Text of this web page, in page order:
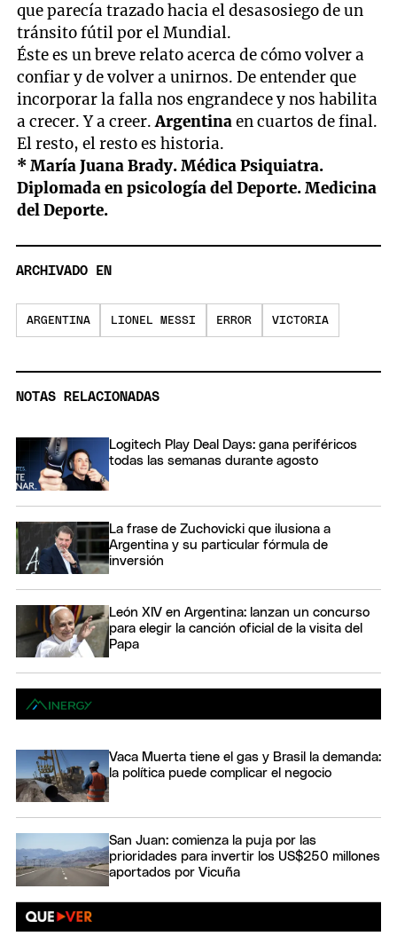
que parecía trazado hacia el desasosiego de un
tránsito fútil por el Mundial.
Éste es un breve relato acerca de cómo volver a
confiar y de volver a unirnos. De entender que
incorporar la falla nos engrandece y nos habilita
a crecer. Y a creer.Argentinaen cuartos de final.
El resto, el resto es historia.
* María Juana Brady. Médica Psiquiatra.
Diplomada en psicología del Deporte. Medicina
del Deporte.
ARCHIVADO EN
ARGENTINA LIONEL MESSI ERROR VICTORIA
NOTAS RELACIONADAS
Logitech Play Deal Days: gana periféricos
todas las semanas durante agosto
La frase de Zuchovicki que ilusiona a
Argentina y su particular fórmula de
inversión
León XIV en Argentina: lanzan un concurso
para elegir la canción oficial de la visita del
Papa
Vaca Muerta tiene el gas y Brasil la demanda:
la política puede complicar el negocio
San Juan: comienza la puja por las
prioridades para invertir los US$250 millones
aportados por Vicuña